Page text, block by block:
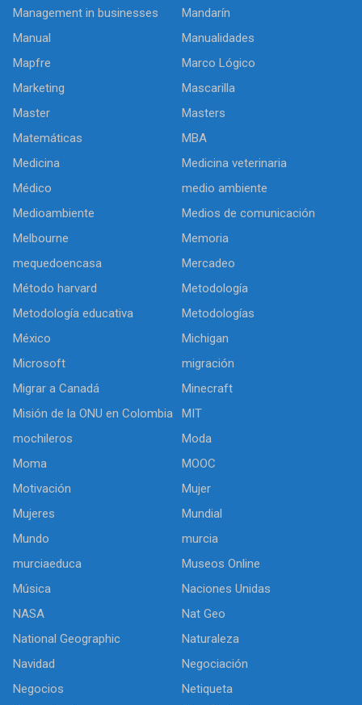
Management in businesses
Mandarín
Manual
Manualidades
Mapfre
Marco Lógico
Marketing
Mascarilla
Master
Masters
Matemáticas
MBA
Medicina
Medicina veterinaria
Médico
medio ambiente
Medioambiente
Medios de comunicación
Melbourne
Memoria
mequedoencasa
Mercadeo
Método harvard
Metodología
Metodología educativa
Metodologías
México
Michigan
Microsoft
migración
Migrar a Canadá
Minecraft
Misión de la ONU en Colombia
MIT
mochileros
Moda
Moma
MOOC
Motivación
Mujer
Mujeres
Mundial
Mundo
murcia
murciaeduca
Museos Online
Música
Naciones Unidas
NASA
Nat Geo
National Geographic
Naturaleza
Navidad
Negociación
Negocios
Netiqueta